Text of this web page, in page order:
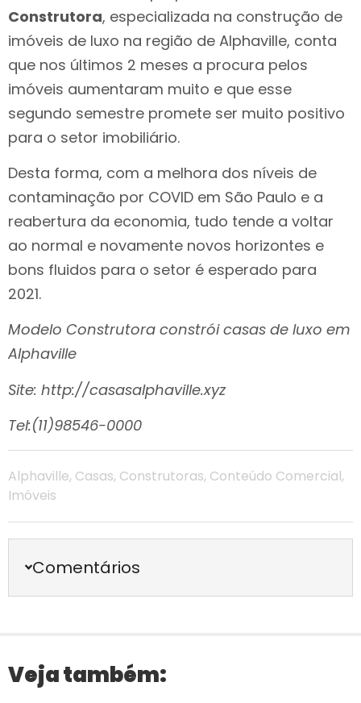
Construtora, especializada na construção de
imóveis de luxo na região de Alphaville, conta
que nos últimos 2 meses a procura pelos
imóveis aumentaram muito e que esse
segundo semestre promete ser muito positivo
para o setor imobiliário.
Desta forma, com a melhora dos níveis de
contaminação por COVID em São Paulo e a
reabertura da economia, tudo tende a voltar
ao normal e novamente novos horizontes e
bons fluidos para o setor é esperado para
2021.
Modelo Construtora constrói casas de luxo em
Alphaville
Site: http://casasalphaville.xyz
Tel:(11)98546-0000
Alphaville, Casas, Construtoras, Conteúdo Comercial,
Imóveis
Comentários
Veja também: